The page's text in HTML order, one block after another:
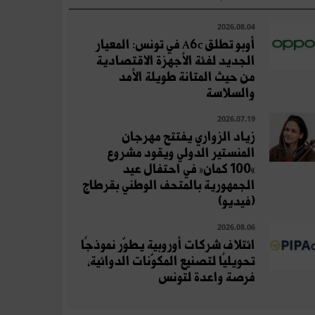
2026.08.04
أوبو تطلق A6c في تونس: المعيار
الجديد لفئة الأجهزة الاقتصادية
من حيث المتانة طويلة الأمد
والسلاسة
2026.07.19
زياد الزواري يفتتح مهرجان
المنستير الدولي ويقود مشروع
«100 كمان» في احتفال عيد
الجمهورية بالمتحف الوطني بقرطاج
(فيديو)
2026.08.06
ائتلاف شركات أوروبية يطوّر نموذجًا
تحويليًا لتصنيع المكوّنات الدوائية،
فرصة واعدة لتونس